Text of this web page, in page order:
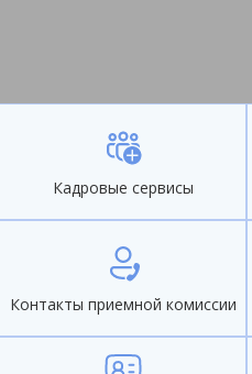
Кадровые сервисы
Контакты приемной комиссии